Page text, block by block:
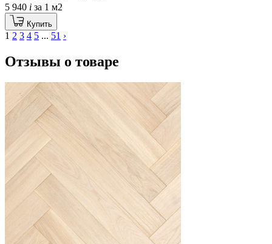
5 940 i за 1 м2
Купить
1 2 3 4 5 ... 51 ›
Отзывы о товаре